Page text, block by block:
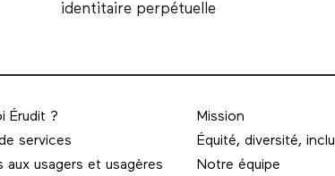
identitaire perpétuelle
Érudit ?
services
aux usagers et usagères
Mission
Équité, diversité,
Notre équipe